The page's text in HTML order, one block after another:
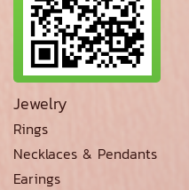
Jewelry
Rings
Necklaces & Pendants
Earings